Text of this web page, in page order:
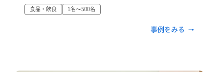
食品・飲食 1名〜500名
事例をみる